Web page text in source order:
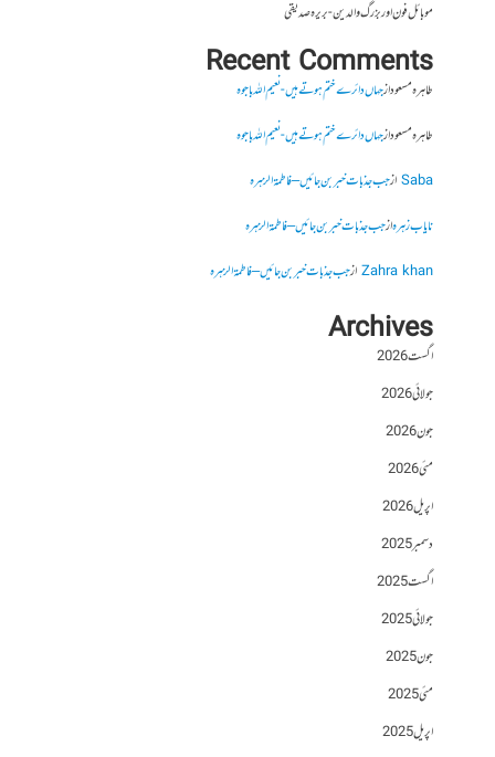
موبائل فون اور بزرگ والدین- بریرہ صدیقی
Recent Comments
طاہرہ مسعودازجہاں دائرے ختم ہوتے ہیں- نعیم اللہ باجوہ
طاہرہ مسعودازجہاں دائرے ختم ہوتے ہیں- نعیم اللہ باجوہ
Sabaازجب جذبات خبر بن جائیں – فاطمۃالزہرہ
نایاب زہرہازجب جذبات خبر بن جائیں – فاطمۃالزہرہ
Zahra khanازجب جذبات خبر بن جائیں – فاطمۃالزہرہ
Archives
اگست 2026
جولائی 2026
جون 2026
مئی 2026
اپریل 2026
دسمبر 2025
اگست 2025
جولائی 2025
جون 2025
مئی 2025
اپریل 2025